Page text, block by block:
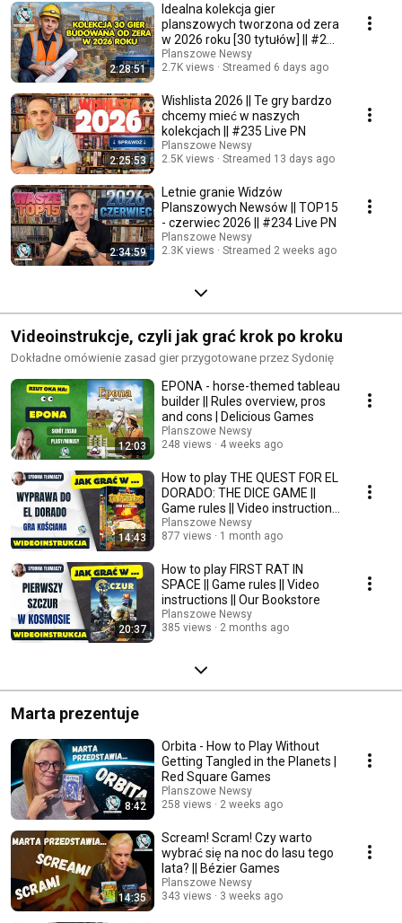
2:28:51
Idealna kolekcja gier
planszowych tworzona od zera
w 2026 roku [30 tytułów] || #236
Live PN
Planszowe Newsy
2.7K views
Streamed 6 days ago
2:25:53
Wishlista 2026 || Te gry bardzo
chcemy mieć w naszych
kolekcjach || #235 Live PN
Planszowe Newsy
2.5K views
Streamed 13 days ago
2:34:59
Letnie granie Widzów
Planszowych Newsów || TOP15
- czerwiec 2026 || #234 Live PN
Planszowe Newsy
2.3K views
Streamed 2 weeks ago
Videoinstrukcje, czyli jak grać krok po kroku
Dokładne omówienie zasad gier przygotowane przez Sydonię
12:03
EPONA - horse-themed tableau
builder || Rules overview, pros
and cons | Delicious Games
Planszowe Newsy
248 views
4 weeks ago
14:43
How to play THE QUEST FOR EL
DORADO: THE DICE GAME ||
Game rules || Video instructions
|| Nasza K...
Planszowe Newsy
877 views
1 month ago
20:37
How to play FIRST RAT IN
SPACE || Game rules || Video
instructions || Our Bookstore
Planszowe Newsy
385 views
2 months ago
Marta prezentuje
8:42
Orbita - How to Play Without
Getting Tangled in the Planets |
Red Square Games
Planszowe Newsy
258 views
2 weeks ago
14:35
Scream! Scram! Czy warto
wybrać się na noc do lasu tego
lata? || Bézier Games
Planszowe Newsy
343 views
3 weeks ago